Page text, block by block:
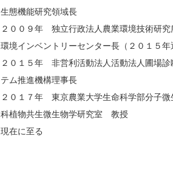
生態機能研究領域長
２００９年 独立行政法人農業環境技術研究
環境インベントリーセンター長（２０１５年
２０１５年 非営利活動法人活動法人圃場診
テム推進機構理事長
２０１７年 東京農業大学生命科学部分子微
科植物共生微生物学研究室 教授
現在に至る